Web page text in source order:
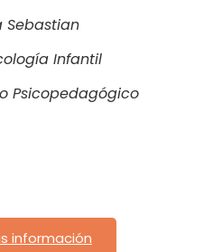
Sebastian
Infantil
Psicopedagógico
información